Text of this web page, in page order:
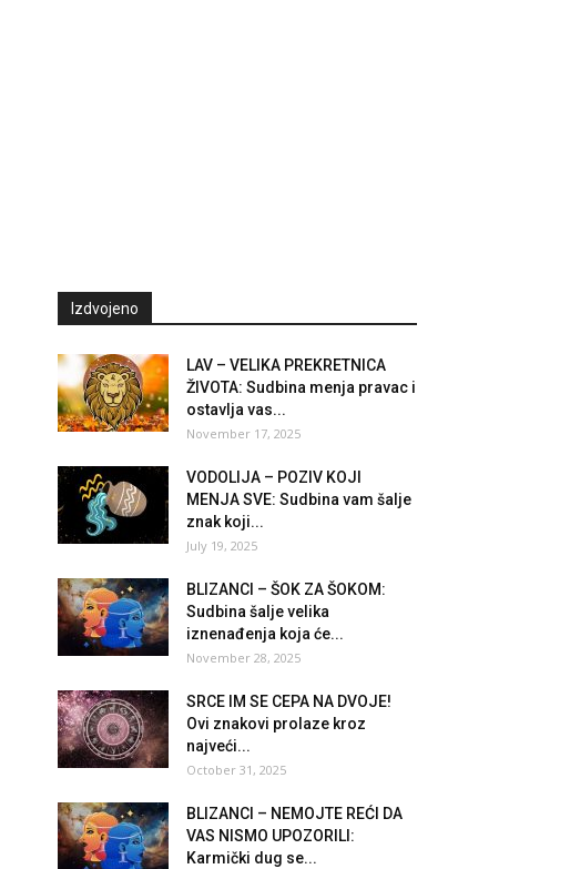
Izdvojeno
LAV – VELIKA PREKRETNICA
ŽIVOTA: Sudbina menja pravac i
ostavlja vas...
November 17, 2025
VODOLIJA – POZIV KOJI
MENJA SVE: Sudbina vam šalje
znak koji...
July 19, 2025
BLIZANCI – ŠOK ZA ŠOKOM:
Sudbina šalje velika
iznenađenja koja će...
November 28, 2025
SRCE IM SE CEPA NA DVOJE!
Ovi znakovi prolaze kroz
najveći...
October 31, 2025
BLIZANCI – NEMOJTE REĆI DA
VAS NISMO UPOZORILI:
Karmički dug se...